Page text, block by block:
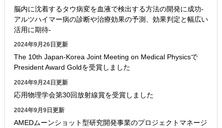
脳内に沈着するタウ病変を血液で検出する方法の開発に成功-
アルツハイマー病の診断や治療効果の予測、効果判定と幅広い
活用に期待-
2024年9月26日更新
The 10th Japan-Korea Joint Meeting on Medical Physicsで
President Award Goldを受賞しました
2024年9月24日更新
応用物理学会第30回放射線賞を受賞しました
2024年9月9日更新
AMEDムーンショット型研究開発事業のプロジェクトマネージ